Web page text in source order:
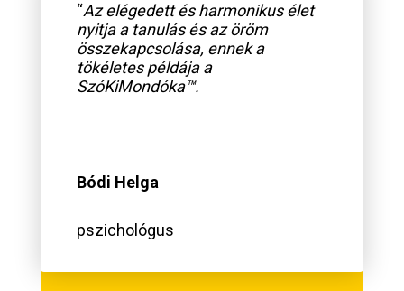
“Az elégedett és harmonikus élet
nyitja a tanulás és az öröm
összekapcsolása, ennek a
tökéletes példája a
SzóKiMondóka™.
Bódi Helga
pszichológus